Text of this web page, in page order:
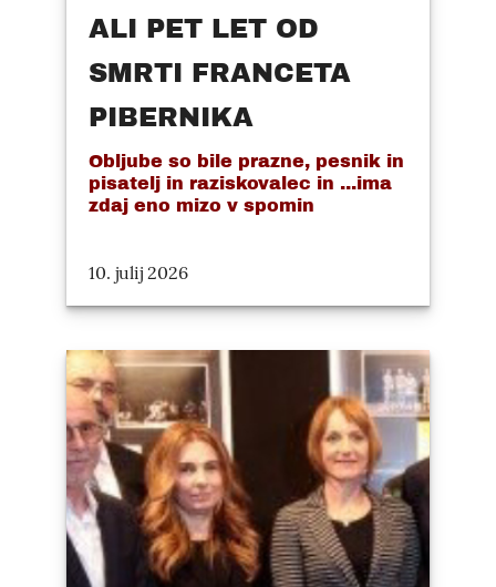
ALI PET LET OD
SMRTI FRANCETA
PIBERNIKA
Obljube so bile prazne, pesnik in
pisatelj in raziskovalec in ...ima
zdaj eno mizo v spomin
10. julij 2026